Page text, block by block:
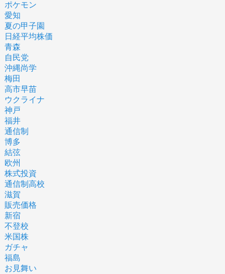
ポケモン
愛知
夏の甲子園
日経平均株価
青森
自民党
沖縄尚学
梅田
高市早苗
ウクライナ
神戸
福井
通信制
博多
結弦
欧州
株式投資
通信制高校
滋賀
販売価格
新宿
不登校
米国株
ガチャ
福島
お見舞い